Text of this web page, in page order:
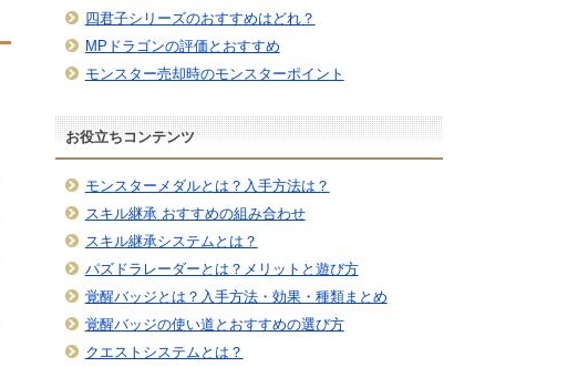
四君子シリーズのおすすめはどれ？
MPドラゴンの評価とおすすめ
モンスター売却時のモンスターポイント
お役立ちコンテンツ
モンスターメダルとは？入手方法は？
スキル継承 おすすめの組み合わせ
スキル継承システムとは？
パズドラレーダーとは？メリットと遊び方
覚醒バッジとは？入手方法・効果・種類まとめ
覚醒バッジの使い道とおすすめの選び方
クエストシステムとは？